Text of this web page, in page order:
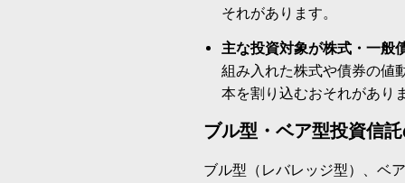
それがあります。
主な投資対象が株式・一般
組み入れた株式や債券の値
本を割り込むおそれがあり
ブル型・ベア型投資信
ブル型（レバレッジ型）、ベ